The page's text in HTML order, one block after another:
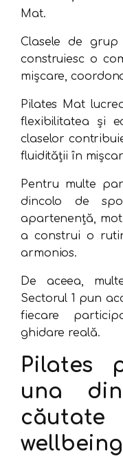
Mat.
Clasele de
construiesc o
mișcare,
Pilates Mat
flexibilitatea și
claselor
fluidității în
Pentru multe
dincolo de
apartenență,
a construi o
armonios.
De aceea,
Sectorul 1 pun
fiecare
ghidare reală.
Pilates
una